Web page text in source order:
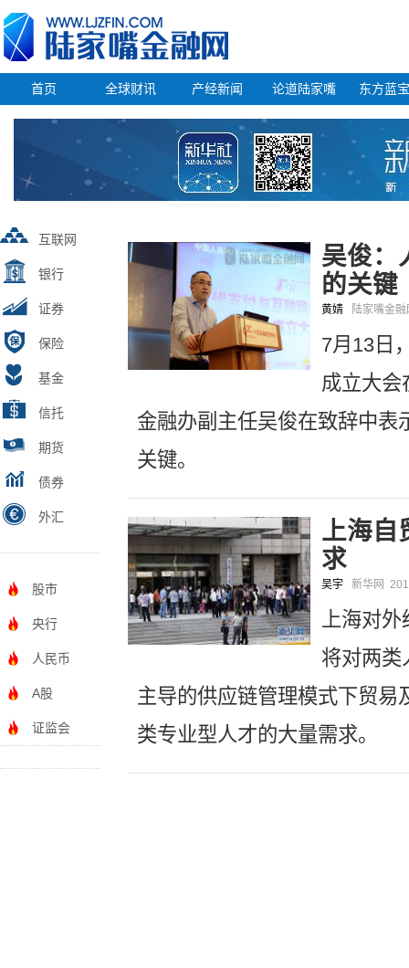
首页 全球财讯 产经新闻 论道陆家嘴 东方蓝
互联网
银行
证券
保险
基金
信托
期货
债券
外汇
股市
央行
人民币
A股
证监会
吴俊：
的关键
黄婧 陆家嘴金
7月13日
成立大会
金融办副主任吴俊在致辞中表
关键。
上海自
求
吴宇 新华网
上海对外
将对两类
主导的供应链管理模式下贸
类专业型人才的大量需求。